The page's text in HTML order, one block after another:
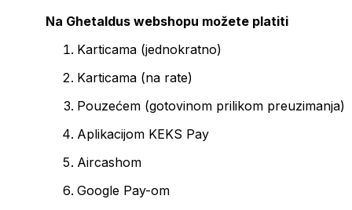
Na Ghetaldus webshopu možete platiti
Karticama (jednokratno)
Karticama (na rate)
Pouzećem (gotovinom prilikom preuzimanja)
Aplikacijom KEKS Pay
Aircashom
Google Pay-om